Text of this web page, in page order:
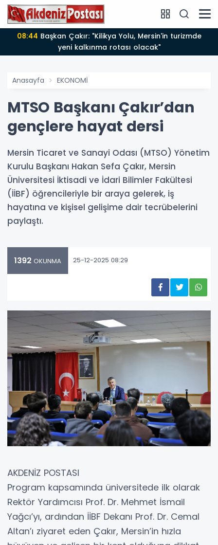
08:44 Yüksek rekolte üzüm fiyatlarını düşürdü
Anasayfa EKONOMİ
MTSO Başkanı Çakır’dan
gençlere hayat dersi
Mersin Ticaret ve Sanayi Odası (MTSO) Yönetim
Kurulu Başkanı Hakan Sefa Çakır, Mersin
Üniversitesi İktisadi ve İdari Bilimler Fakültesi
(İİBF) öğrencileriyle bir araya gelerek, iş
hayatına ve kişisel gelişime dair tecrübelerini
paylaştı.
1392 OKUNMA 25-12-2025 08:29
AKDENİZ POSTASI
Program kapsamında üniversitede ilk olarak
Rektör Yardımcısı Prof. Dr. Mehmet İsmail
Yağcı’yı, ardından İİBF Dekanı Prof. Dr. Cemal
Altan’ı ziyaret eden Çakır, Mersin’in hızla